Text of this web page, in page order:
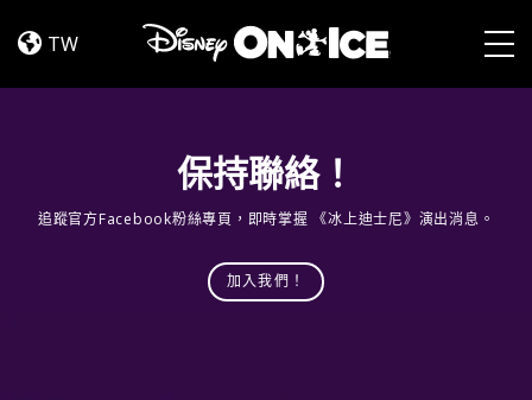
In!TW
保持聯絡！
追蹤官方Facebook粉絲專頁，即時掌握 《冰上迪士尼》演出消息。
加入我們！